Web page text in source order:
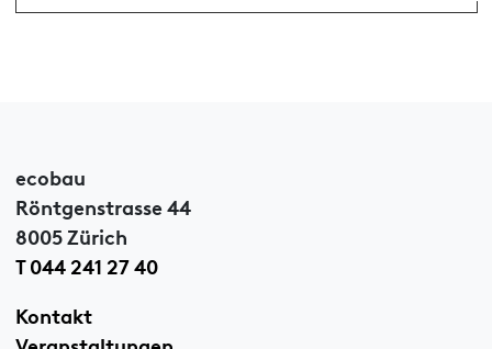
ecobau
Röntgenstrasse 44
8005 Zürich
T 044 241 27 40
Kontakt
Veranstaltungen